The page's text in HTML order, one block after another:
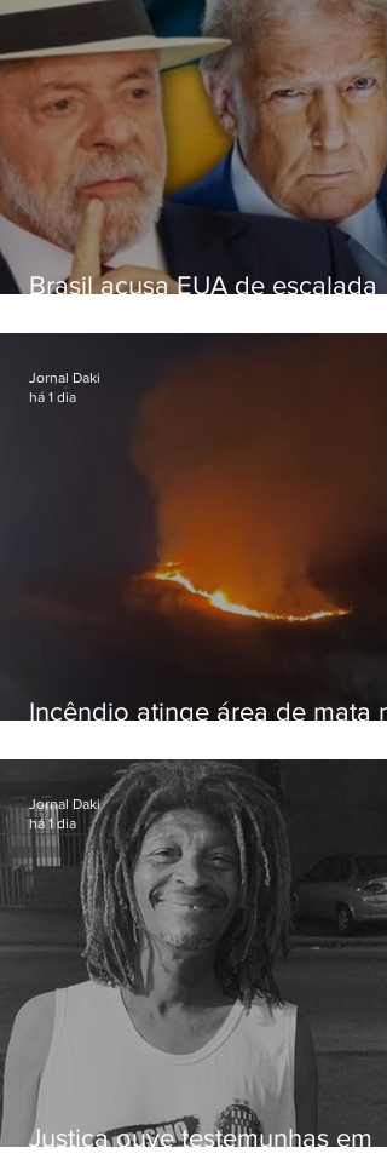
Brasil acusa EUA de escalada
embaixadora
Incêndio atinge área de mata
Iguaçu
Jornal Daki
há 1 dia
Justiça ouve testemunhas em
Jornal Daki
há 1 dia